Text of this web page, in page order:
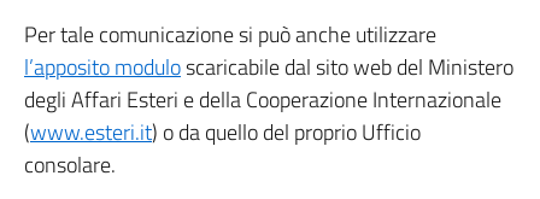
Per tale comunicazione si può anche utilizzare
l’apposito moduloscaricabile dal sito web del Ministero
degli Affari Esteri e della Cooperazione Internazionale
(www.esteri.it) o da quello del proprio Ufficio
consolare.